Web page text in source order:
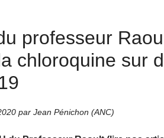
professeur
chloroquine sur
par Jean Pénichon (ANC)